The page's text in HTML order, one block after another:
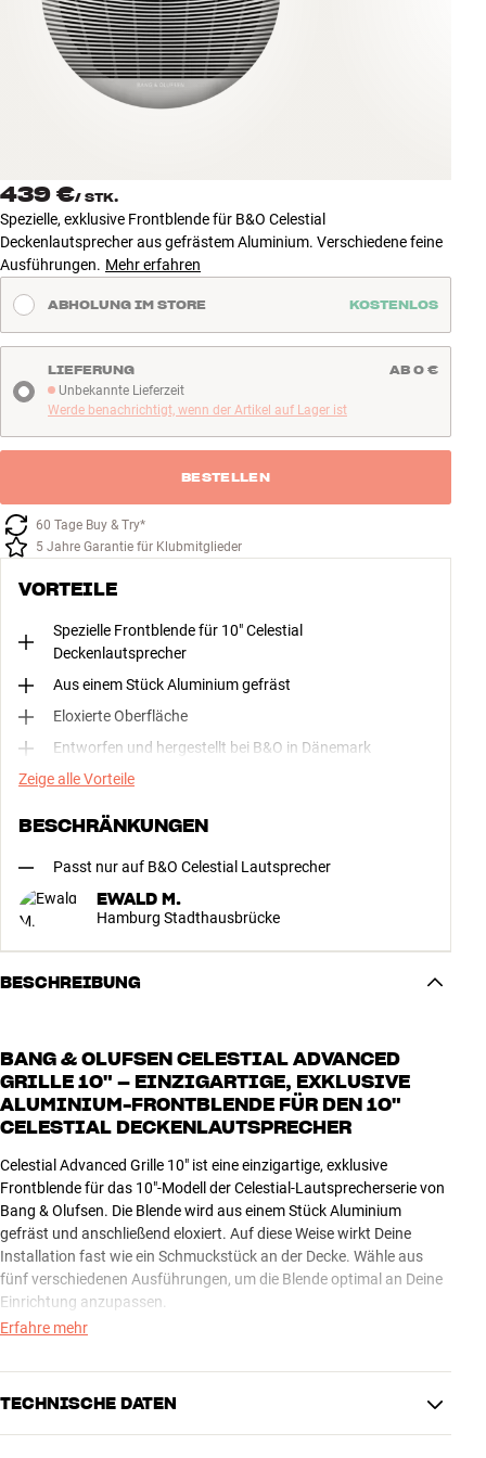
Zubehör
INSPIRATION
NEUHEITEN
ANGEBOTE
Store Finden
Kundendienst
Kundendienst
Bauen mit Klang
439 €/ STK.
Spezielle, exklusive Frontblende für B&O Celestial
Deckenlautsprecher aus gefrästem Aluminium. Verschiedene feine
Ausführungen. Mehr erfahren
ABHOLUNG IM STORE KOSTENLOS
Unbekannte Lieferzeit
Unbekannte Lieferzeit
Werde benachrichtigt, wenn der Artikel auf Lager ist
LIEFERUNG AB 0 €
BESTELLEN
60 Tage Buy & Try*
5 Jahre Garantie für Klubmitglieder
VORTEILE
Spezielle Frontblende für 10" Celestial
Deckenlautsprecher
Aus einem Stück Aluminium gefräst
Eloxierte Oberfläche
Entworfen und hergestellt bei B&O in Dänemark
Zeige alle Vorteile
BESCHRÄNKUNGEN
Passt nur auf B&O Celestial Lautsprecher
EWALD M.
Hamburg Stadthausbrücke
BESCHREIBUNG
BANG & OLUFSEN CELESTIAL ADVANCED
GRILLE 10" – EINZIGARTIGE, EXKLUSIVE
ALUMINIUM-FRONTBLENDE FÜR DEN 10"
CELESTIAL DECKENLAUTSPRECHER
Celestial Advanced Grille 10" ist eine einzigartige, exklusive
Frontblende für das 10"-Modell der Celestial-Lautsprecherserie von
Bang & Olufsen. Die Blende wird aus einem Stück Aluminium
gefräst und anschließend eloxiert. Auf diese Weise wirkt Deine
Installation fast wie ein Schmuckstück an der Decke. Wähle aus
fünf verschiedenen Ausführungen, um die Blende optimal an Deine
Einrichtung anzupassen.
Im Gegensatz zu den meisten Deckenlautsprechern auf dem Markt
Erfahre mehr
TECHNISCHE DATEN